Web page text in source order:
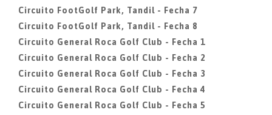
Circuito FootGolf Park, Tandil - Fecha 7
Circuito FootGolf Park, Tandil - Fecha 8
Circuito General Roca Golf Club - Fecha 1
Circuito General Roca Golf Club - Fecha 2
Circuito General Roca Golf Club - Fecha 3
Circuito General Roca Golf Club - Fecha 4
Circuito General Roca Golf Club - Fecha 5